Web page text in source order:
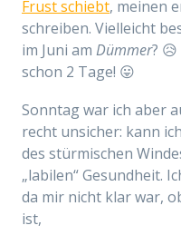
Frust schiebt, meinen
schreiben. Vielleicht
im Juni am Dümmer?
schon 2 Tage! 😛
Sonntag war ich aber
recht unsicher: kann
des stürmischen
„labilen“ Gesundheit.
da mir nicht klar war,
ist,